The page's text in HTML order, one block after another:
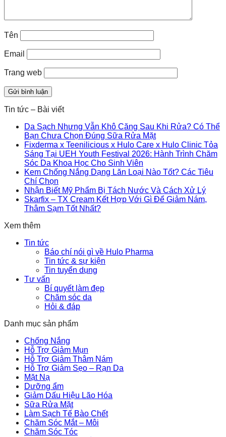
Tên
Email
Trang web
Tin tức – Bài viết
Da Sạch Nhưng Vẫn Khô Căng Sau Khi Rửa? Có Thể
Bạn Chưa Chọn Đúng Sữa Rửa Mặt
Fixderma x Teenilicious x Hulo Care x Hulo Clinic Tỏa
Sáng Tại UEH Youth Festival 2026: Hành Trình Chăm
Sóc Da Khoa Học Cho Sinh Viên
Kem Chống Nắng Dạng Lăn Loại Nào Tốt? Các Tiêu
Chí Chọn
Nhận Biết Mỹ Phẩm Bị Tách Nước Và Cách Xử Lý
Skarfix – TX Cream Kết Hợp Với Gì Để Giảm Nám,
Thâm Sạm Tốt Nhất?
Xem thêm
Tin tức
Báo chí nói gì về Hulo Pharma
Tin tức & sự kiện
Tin tuyển dụng
Tư vấn
Bí quyết làm đẹp
Chăm sóc da
Hỏi & đáp
Danh mục sản phẩm
Chống Nắng
Hỗ Trợ Giảm Mụn
Hỗ Trợ Giảm Thâm Nám
Hỗ Trợ Giảm Sẹo – Rạn Da
Mặt Nạ
Dưỡng ẩm
Giảm Dấu Hiệu Lão Hóa
Sữa Rửa Mặt
Làm Sạch Tế Bào Chết
Chăm Sóc Mắt – Môi
Chăm Sóc Tóc